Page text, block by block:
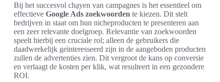
Bij het succesvol chạyen van campagnes is het essentieel om
effectieve Google Ads zoekwoorden te kiezen. Dit stelt
bedrijven in staat om hun nicheproducten te presenteren aan
een zeer relevante doelgroep. Relevantie van zoekwoorden
speelt hierbij een cruciale rol; alleen de gebruikers die
daadwerkelijk geïnteresseerd zijn in de aangeboden producten
zullen de advertenties zien. Dit vergroot de kans op conversie
en verlaagt de kosten per klik, wat resulteert in een gezondere
ROI.